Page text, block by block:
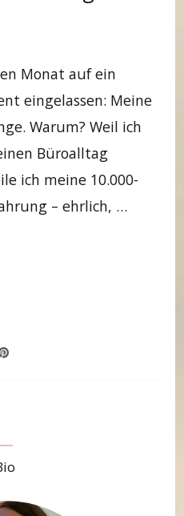
Monat auf ein
eingelassen: Meine
Warum? Weil ich
Büroalltag
ich meine 10.000-
– ehrlich, …